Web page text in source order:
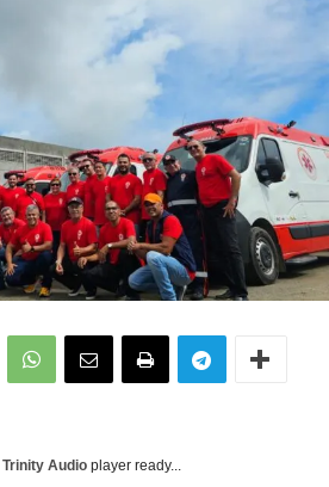
Trinity Audio player ready...